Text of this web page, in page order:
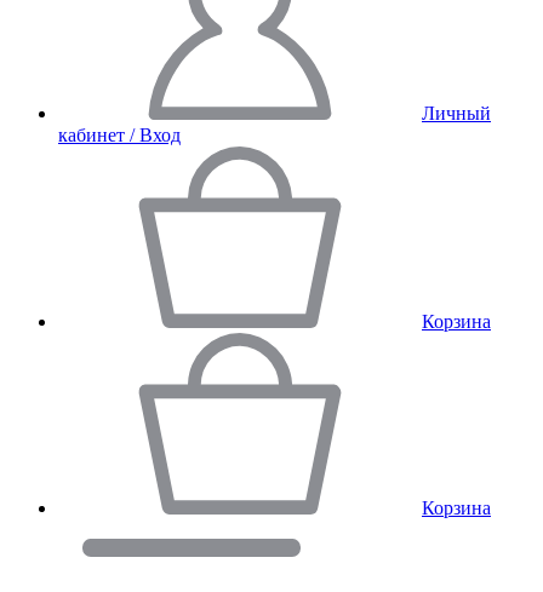
Личный
кабинет / Вход
Корзина
Корзина